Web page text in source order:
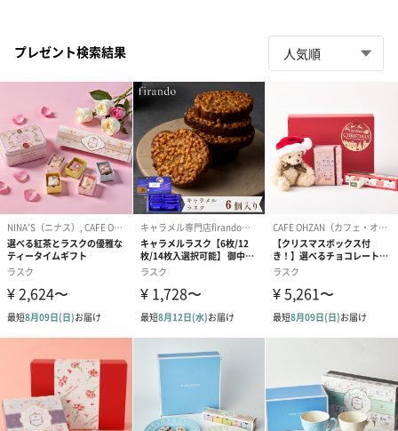
プレゼント検索結果